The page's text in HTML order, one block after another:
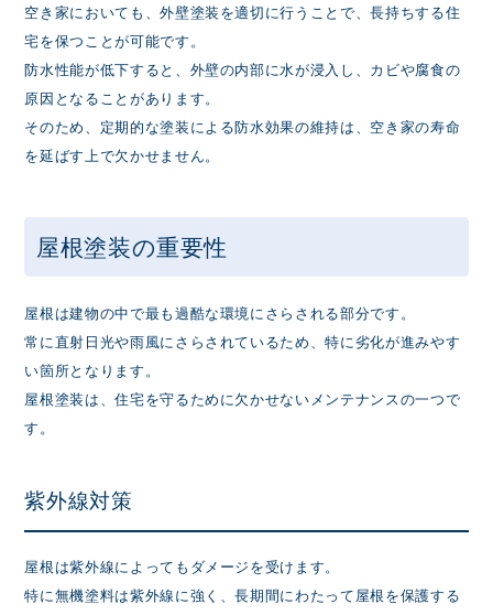
空き家においても、外壁塗装を適切に行うことで、長持ちする住
宅を保つことが可能です。
防水性能が低下すると、外壁の内部に水が浸入し、カビや腐食の
原因となることがあります。
そのため、定期的な塗装による防水効果の維持は、空き家の寿命
を延ばす上で欠かせません。
屋根塗装の重要性
屋根は建物の中で最も過酷な環境にさらされる部分です。
常に直射日光や雨風にさらされているため、特に劣化が進みやす
い箇所となります。
屋根塗装は、住宅を守るために欠かせないメンテナンスの一つで
す。
紫外線対策
屋根は紫外線によってもダメージを受けます。
特に無機塗料は紫外線に強く、長期間にわたって屋根を保護する